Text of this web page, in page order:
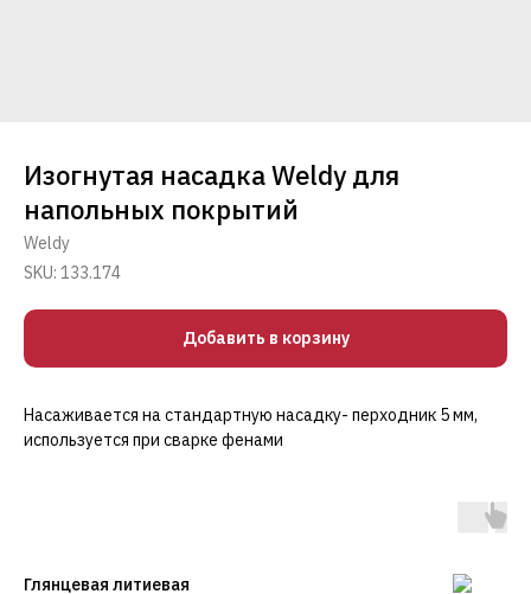
​Изогнутая насадка Weldy для
напольных покрытий
Weldy
SKU: 133.174
Добавить в корзину
Насаживается на стандартную насадку- перходник 5 мм,
используется при сварке фенами
Глянцевая литиевая